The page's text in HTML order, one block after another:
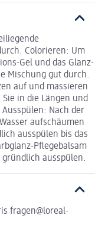
Colorieren: Um
Gel und das Glanz-
Mischung gut durch.
auf und massieren
in die Längen und
Nach der
aufschäumen
ausspülen bis das
Pflegebalsam
gründlich ausspülen.
fragen@loreal-